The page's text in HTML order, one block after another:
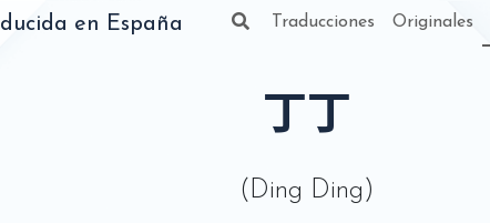
en España Traducciones Originales
丁丁
(Ding Ding)